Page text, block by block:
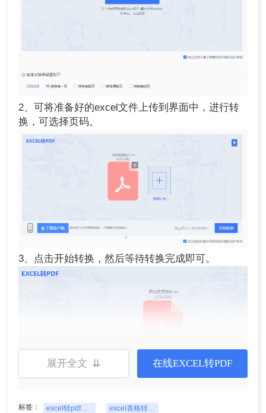
2、可将准备好的excel文件上传到界面中，进行转
换，可选择页码。
3、点击开始转换，然后等待转换完成即可。
方法三：使用第三方软件：
展开全文 ⇊ 在线EXCEL转PDF
标签： excel转pdf格式文件 excel表格转pdf格式文件